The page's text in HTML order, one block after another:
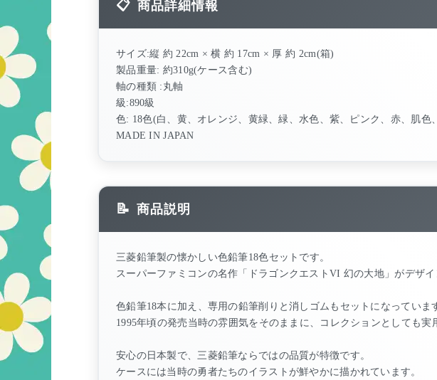
商品詳細情報
サイズ:縦 約 22cm × 横 約 17cm × 厚 約 2cm(箱)
製品重量: 約310g(ケース含む)
軸の種類 :丸軸
級:890級
色: 18色(白、黄、オレンジ、黄緑、緑、水色、紫、ピンク、赤、肌
MADE IN JAPAN
商品説明
三菱鉛筆製の懐かしい色鉛筆18色セットです。
スーパーファミコンの名作「ドラゴンクエストVI 幻の大地」がデザイ
色鉛筆18本に加え、専用の鉛筆削りと消しゴムもセットになっていま
1995年頃の発売当時の雰囲気をそのままに、コレクションとしても実
安心の日本製で、三菱鉛筆ならではの品質が特徴です。
ケースには当時の勇者たちのイラストが鮮やかに描かれています。